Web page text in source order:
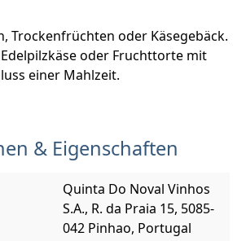
Trockenfrüchten oder Käsegebäck.
oder Fruchttorte mit
einer Mahlzeit.
& Eigenschaften
Quinta Do Noval Vinhos
S.A., R. da Praia 15, 5085-
042 Pinhao, Portugal